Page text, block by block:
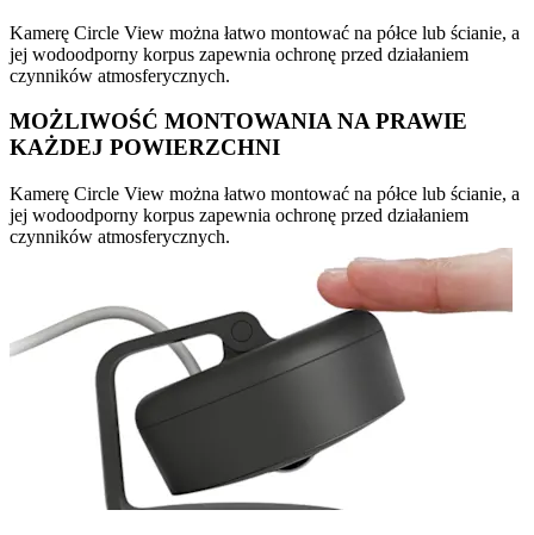
Kamerę Circle View można łatwo montować na półce lub ścianie, a
jej wodoodporny korpus zapewnia ochronę przed działaniem
czynników atmosferycznych.
MOŻLIWOŚĆ MONTOWANIA NA PRAWIE
KAŻDEJ POWIERZCHNI
Kamerę Circle View można łatwo montować na półce lub ścianie, a
jej wodoodporny korpus zapewnia ochronę przed działaniem
czynników atmosferycznych.